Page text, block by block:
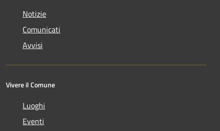
Notizie
Comunicati
Avvisi
Vivere il Comune
Luoghi
Eventi